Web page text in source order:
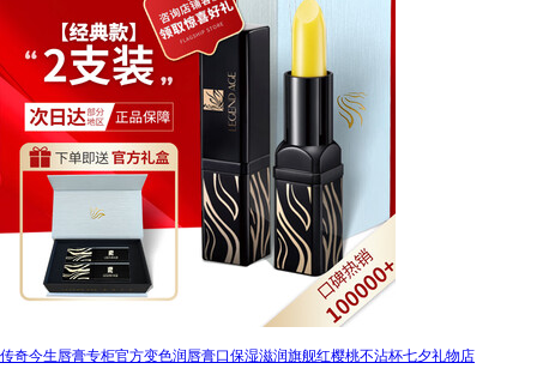
传奇今生唇膏专柜官方变色润唇膏口保湿滋润旗舰红樱桃不沾杯七夕礼物店